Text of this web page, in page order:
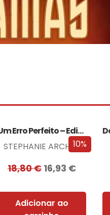
10%
Um Erro Perfeito – Edição com EDGES
STEPHANIE ARCHER
18,80€ 16,93 €
Adicionar ao